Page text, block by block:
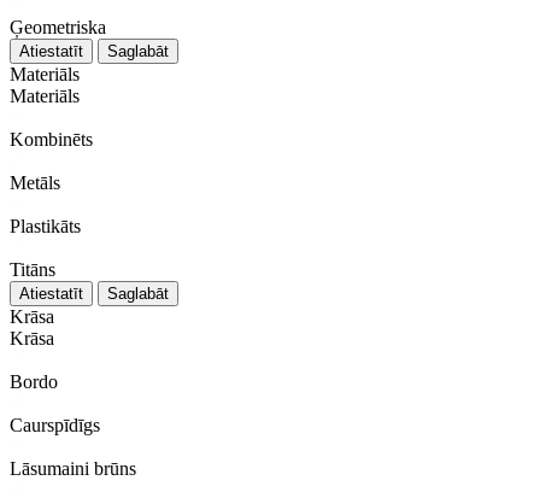
Ģeometriska
Atiestatīt Saglabāt
Materiāls
Materiāls
Kombinēts
Metāls
Plastikāts
Titāns
Atiestatīt Saglabāt
Krāsa
Krāsa
Bordo
Caurspīdīgs
Lāsumaini brūns